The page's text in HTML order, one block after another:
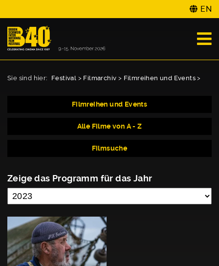
EN
Sie sind hier: Festival > Filmarchiv > Filmreihen und Events >
Filmreihen und Events
Alle Filme von A - Z
Filmsuche
Zeige das Programm für das Jahr